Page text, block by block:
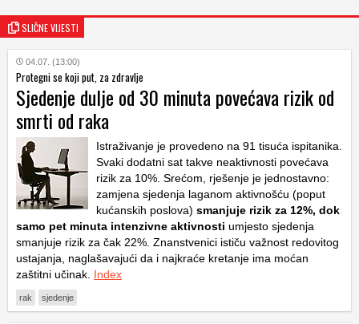
SLIČNE VIJESTI
04.07. (13:00)
Protegni se koji put, za zdravlje
Sjedenje dulje od 30 minuta povećava rizik od
smrti od raka
Istraživanje je provedeno na 91 tisuća ispitanika.
Svaki dodatni sat takve neaktivnosti povećava
rizik za 10%. Srećom, rješenje je jednostavno:
zamjena sjedenja laganom aktivnošću (poput
kućanskih poslova) smanjuje rizik za 12%, dok
samo pet minuta intenzivne aktivnosti umjesto sjedenja
smanjuje rizik za čak 22%. Znanstvenici ističu važnost redovitog
ustajanja, naglašavajući da i najkraće kretanje ima moćan
zaštitni učinak. Index
rak sjedenje